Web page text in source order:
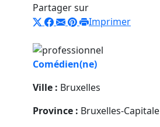
Partager sur
Imprimer
Comédien(ne)
Ville : Bruxelles
Province : Bruxelles-Capitale